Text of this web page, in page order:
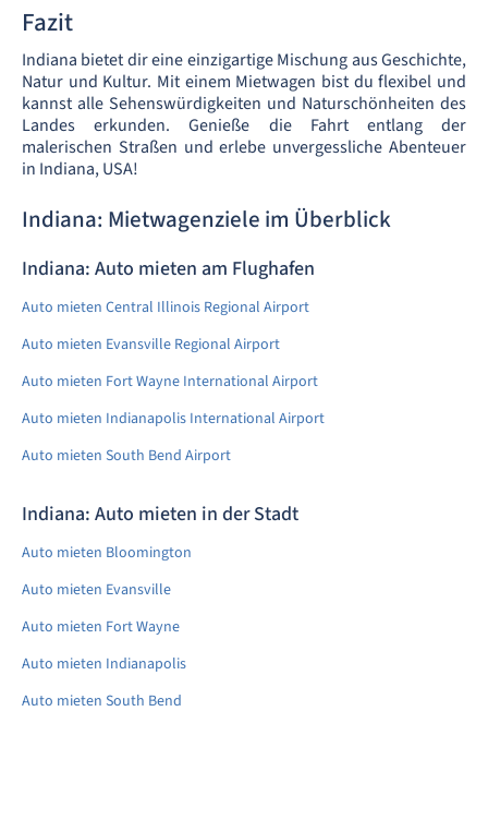
Fazit
Indiana bietet dir eine einzigartige Mischung aus Geschichte,
Natur und Kultur. Mit einem Mietwagen bist du flexibel und
kannst alle Sehenswürdigkeiten und Naturschönheiten des
Landes erkunden. Genieße die Fahrt entlang der
malerischen Straßen und erlebe unvergessliche Abenteuer
in Indiana, USA!
Indiana: Mietwagenziele im Überblick
Indiana: Auto mieten am Flughafen
Auto mieten Central Illinois Regional Airport
Auto mieten Evansville Regional Airport
Auto mieten Fort Wayne International Airport
Auto mieten Indianapolis International Airport
Auto mieten South Bend Airport
Indiana: Auto mieten in der Stadt
Auto mieten Bloomington
Auto mieten Evansville
Auto mieten Fort Wayne
Auto mieten Indianapolis
Auto mieten South Bend